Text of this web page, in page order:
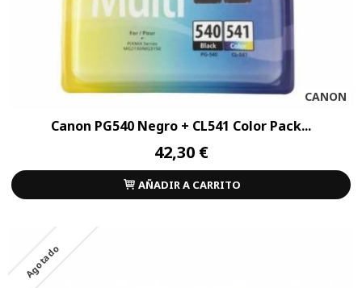
CANON
Canon PG540 Negro + CL541 Color Pack...
42,30 €
AÑADIR A CARRITO
Agotado